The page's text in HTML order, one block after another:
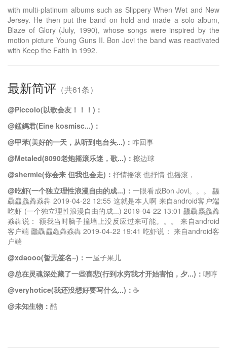
with multi-platinum albums such as Slippery When Wet and New
Jersey. He then put the band on hold and made a solo album,
Blaze of Glory (July, 1990), whose songs were inspired by the
motion picture Young Guns II. Bon Jovi the band was reactivated
with Keep the Faith in 1992.
最新简评 （共61条）
@Piccolo(以歌会友！！！)：
@錳鎷君(Eine kosmisc...)：
@甲苯(美好的一天，从听到电台头...)： 咋回事
@Metaled(8090老炮摇滚乐迷，歌...)： 擦边球
@shermie(你会来 但我也会走)： 抒情摇滚 也抒情 也摇滚，
@吃虾(一个独立理性浪漫自由的成...)：一眼看成Bon Jovi。。。 龘
驫麤鱻羴猋犇 2019-04-22 12:55 这就是本人啊 来自android客户端
吃虾 (一个独立理性浪漫自由的成...) 2019-04-22 13:01 龘驫麤鱻羴
猋犇说： 额我当时脑子撞墙上没反应过来可能。。。 来自android
客户端 龘驫麤鱻羴猋犇 2019-04-22 19:41 吃虾说： 来自android客
户端
@xdaooo(暂无签名~)： 一屋子果儿
@总在灵魂深处藏了一些喜悲(行到水穷我才开始害怕，夕...)： 嗯哼
@veryhotice(我还没想好要写什么...)： ☕️
@未知生物： 酷